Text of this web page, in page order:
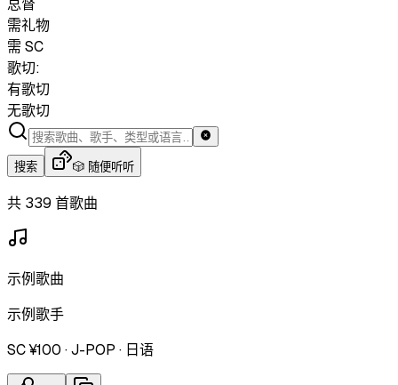
需礼物
需 SC
歌切:
有歌切
无歌切
搜索 🎲 随便听听
共 339 首歌曲
示例歌曲
示例歌手
SC ¥100 ·J-POP · 日语